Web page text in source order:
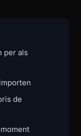
per als
de